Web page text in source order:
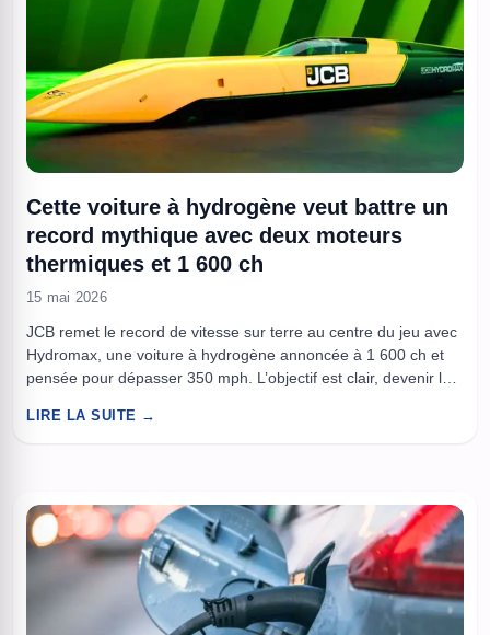
Cette voiture à hydrogène veut battre un
record mythique avec deux moteurs
thermiques et 1 600 ch
15 mai 2026
JCB remet le record de vitesse sur terre au centre du jeu avec
Hydromax, une voiture à hydrogène annoncée à 1 600 ch et
pensée pour dépasser 350 mph. L’objectif est clair, devenir la
la légende de la marque, les Bonneville Salt ...
LIRE LA SUITE →